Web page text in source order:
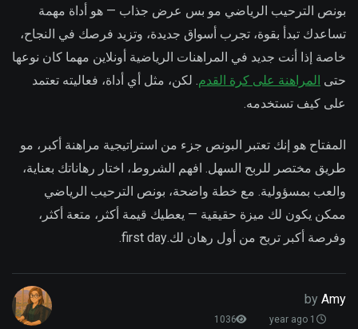
بونص الترحيب الرياضي مو بس عرض جذاب — هو أداة مهمة
تساعدك تبدأ بقوة، تجرب أسواق جديدة، وتزيد فرصك في النجاح،
خاصة إذا أنت جديد في المراهنات الرياضية أونلاين مهما كان نوعها
حتى المراهنة على كرة القدم. لكن، مثل أي أداة، فعاليته تعتمد
على كيف تستخدمه.
المفتاح هو إنك تعتبر البونص جزء من استراتيجية مراهنة أكبر، مو
طريق مختصر للربح السهل. افهم الشروط، اختار رهاناتك بعناية،
والعب بمسؤولية. مع خطة واضحة، بونص الترحيب الرياضي
ممكن يكون لك ميزة حقيقية — يعطيك قيمة أكثر، متعة أكثر،
وفرصة أكبر تربح من أول رهان لك.first day.
by Amy
1 year ago
1036